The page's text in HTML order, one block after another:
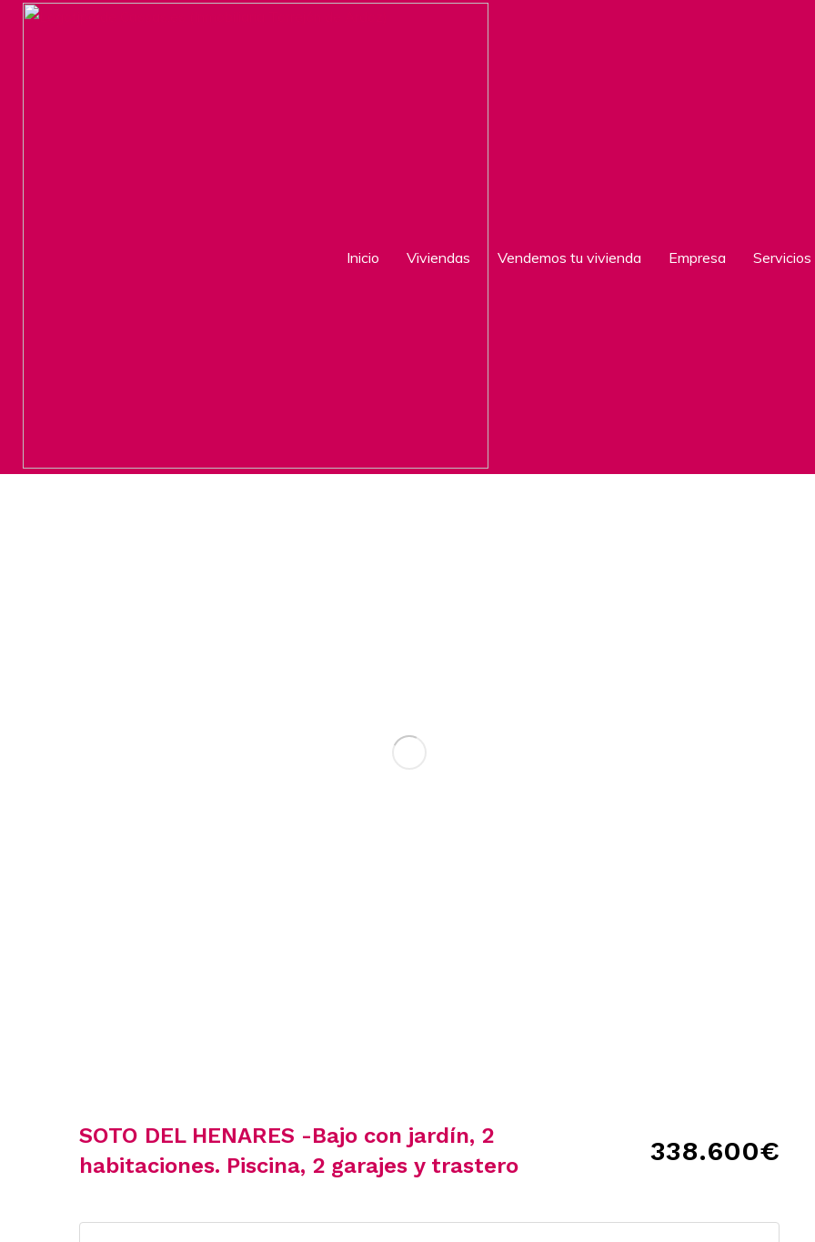
Inicio Viviendas Vendemos tu vivienda Empresa Servicios
SOTO DEL HENARES -Bajo con jardín, 2
habitaciones. Piscina, 2 garajes y trastero
338.600€